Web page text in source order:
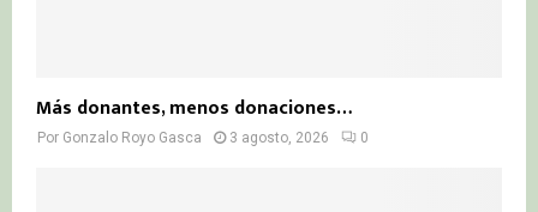
Más donantes, menos donaciones…
Por Gonzalo Royo Gasca 3 agosto, 2026 0